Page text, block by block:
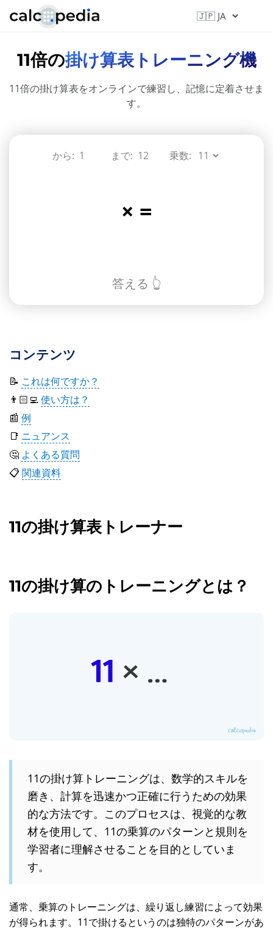
11倍の掛け算表トレーニング機
11倍の掛け算表をオンラインで練習し、記憶に定着させま
す。
から: まで: 乗数:
× =
答える 👆
コンテンツ
📝 これは何ですか？
👨🏻‍💻 使い方は？
📰 例
📑 ニュアンス
🤔 よくある質問
📋関連資料
11の掛け算表トレーナー
11の掛け算のトレーニングとは？
11の掛け算トレーニングは、数学的スキルを
磨き、計算を迅速かつ正確に行うための効果
的な方法です。このプロセスは、視覚的な教
材を使用して、11の乗算のパターンと規則を
学習者に理解させることを目的としていま
す。
通常、乗算のトレーニングは、繰り返し練習によって効果
が得られます。11で掛けるというのは独特のパターンがあ